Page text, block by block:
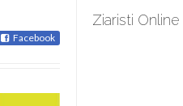
Facebook
Ziaristi